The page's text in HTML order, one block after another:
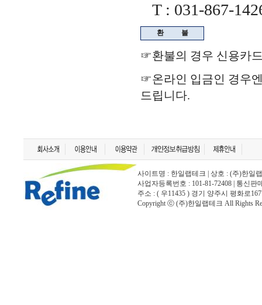
T : 031-867-
환 불
☞환불의 경우 신용카
☞온라인 입금인 경우
드립니다.
사이트명 : 한일랩테크 | 상호 : (주)한일
사업자등록번호 : 101-81-72408 | 통신
주소 : ( 우11435 ) 경기 양주시 평화로
Copyright ⓒ (주)한일랩테크 All Rights